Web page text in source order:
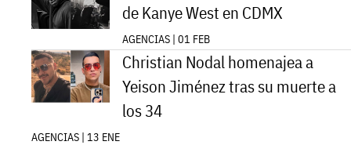
de Kanye West en CDMX
AGENCIAS | 01 FEB
Christian Nodal homenajea a
Yeison Jiménez tras su muerte a
los 34
AGENCIAS | 13 ENE